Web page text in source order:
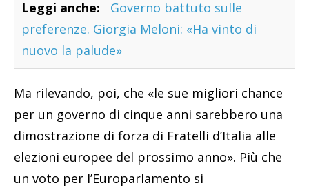
Leggi anche:
Governo battuto sulle
preferenze. Giorgia Meloni: «Ha vinto di
nuovo la palude»
Ma rilevando, poi, che «le sue migliori chance
per un governo di cinque anni sarebbero una
dimostrazione di forza di Fratelli d’Italia alle
elezioni europee del prossimo anno». Più che
un voto per l’Europarlamento si